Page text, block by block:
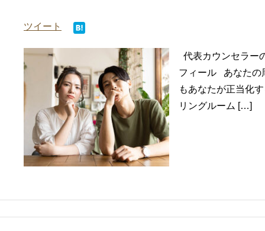
ツイート
代表カウンセラー
フィール あなたの
もあなたが正当化
リングルーム […]